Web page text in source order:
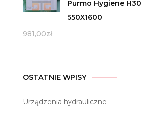
Purmo Hygiene H30
550X1600
981,00zł
OSTATNIE WPISY
Urządzenia hydrauliczne